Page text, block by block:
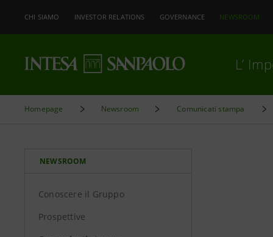
CHI SIAMO INVESTOR RELATIONS GOVERNANCE NEWSROOM
L’
Homepage Newsroom Comunicati stampa
NEWSROOM
Conoscere il Gruppo
Prospettive